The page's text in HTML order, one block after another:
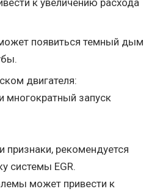
к увеличению расхода
появиться темный дым
двигателя:
многократный запуск
признаки, рекомендуется
системы EGR.
может привести к